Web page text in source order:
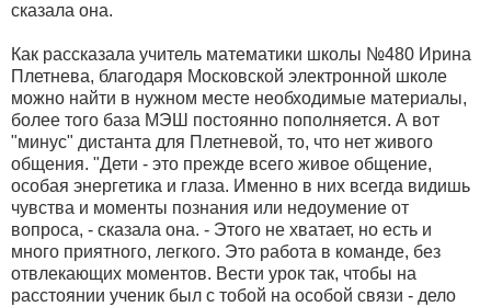
сказала она.
Как рассказала учитель математики школы №480 Ирина
Плетнева, благодаря Московской электронной школе
можно найти в нужном месте необходимые материалы,
более того база МЭШ постоянно пополняется. А вот
"минус" дистанта для Плетневой, то, что нет живого
общения. "Дети - это прежде всего живое общение,
особая энергетика и глаза. Именно в них всегда видишь
чувства и моменты познания или недоумение от
вопроса, - сказала она. - Этого не хватает, но есть и
много приятного, легкого. Это работа в команде, без
отвлекающих моментов. Вести урок так, чтобы на
расстоянии ученик был с тобой на особой связи - дело